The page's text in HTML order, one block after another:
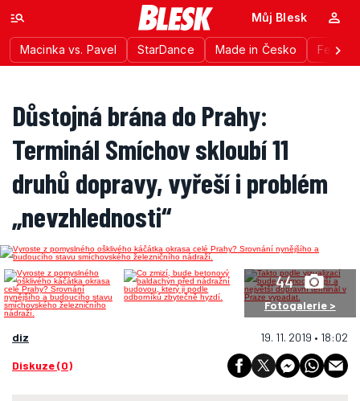
Macinka vs. Pavel StarDance Made in Česko
Můj Blesk
Důstojná brána do Prahy:
Terminál Smíchov skloubí 11
druhů dopravy, vyřeší i problém
„nevzhlednosti“
44
Fotogalerie >
diz 19. 11. 2019 • 18:02
Diskuze (0)